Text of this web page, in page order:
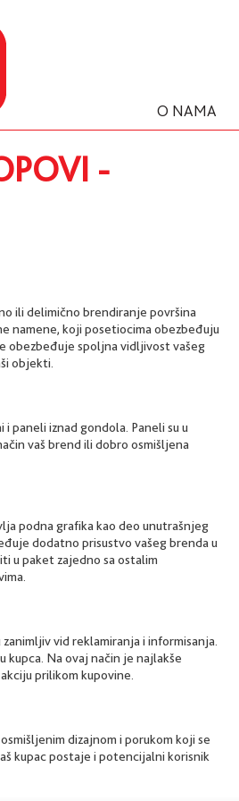
O NAMA
-
ili delimično brendiranje površina
namene, koji posetiocima obezbeđuju
obezbeđuje spoljna vidljivost vašeg
objekti.
i paneli iznad gondola. Paneli su u
vaš brend ili dobro osmišljena
podna grafika kao deo unutrašnjeg
dodatno prisustvo vašeg brenda u
u paket zajedno sa ostalim
vid reklamiranja i informisanja.
kupca. Na ovaj način je najlakše
prilikom kupovine.
dizajnom i porukom koji se
kupac postaje i potencijalni korisnik